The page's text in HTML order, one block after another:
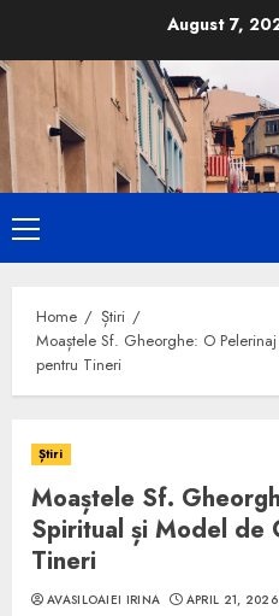
content
August 7,
Primary
Menu
Home
Știri
Moaștele Sf. Gheorghe: O
pentru Tineri
Știri
Moaștele Sf.
Spiritual și Model de
Tineri
AVASILOAIEI IRINA APRIL 21, 2026